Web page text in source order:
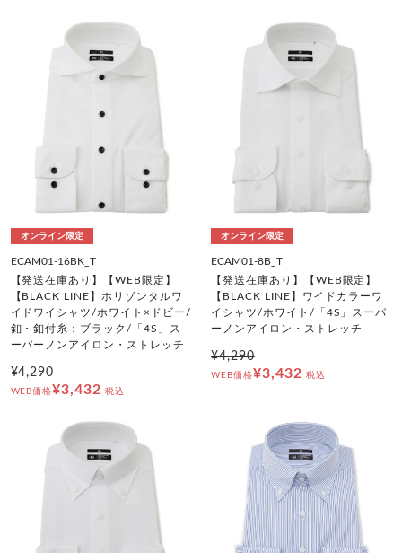
オンライン限定
ECAM01-16BK_T
【発送在庫あり】【WEB限定】
【BLACK LINE】ホリゾンタルワ
イドワイシャツ/ホワイト×ドビー/
釦・釦付糸：ブラック/「4S」ス
ーパーノンアイロン・ストレッチ
¥4,290
WEB価格¥3,432 税込
オンライン限定
ECAM01-8B_T
【発送在庫あり】【WEB限定】
【BLACK LINE】ワイドカラーワ
イシャツ/ホワイト/「4S」スーパ
ーノンアイロン・ストレッチ
¥4,290
WEB価格¥3,432 税込